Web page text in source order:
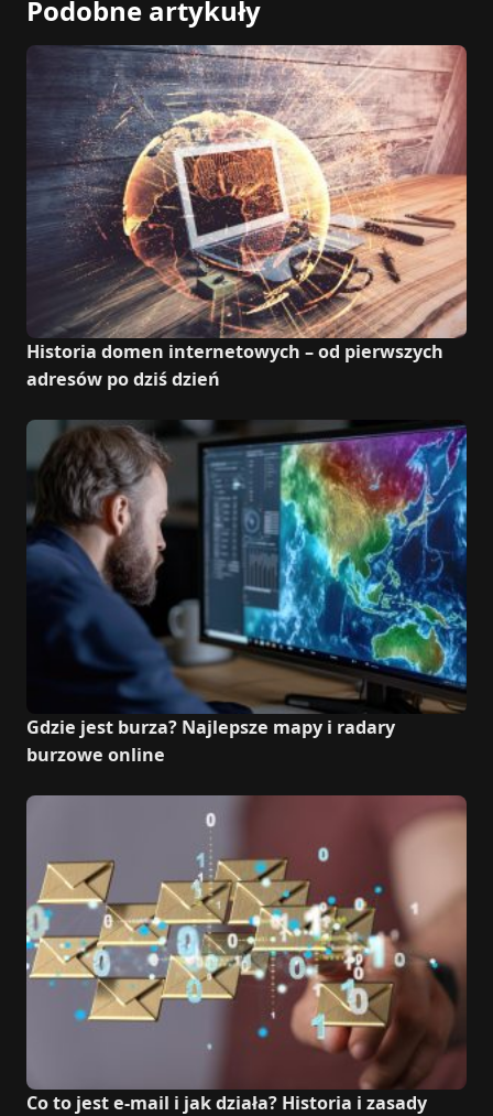
Podobne artykuły
Historia domen internetowych – od pierwszych
adresów po dziś dzień
Gdzie jest burza? Najlepsze mapy i radary
burzowe online
Co to jest e-mail i jak działa? Historia i zasady